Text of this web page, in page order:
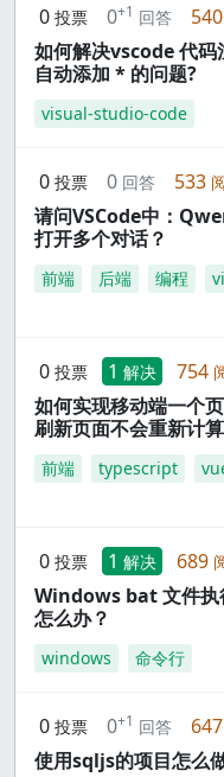
0 投票 0+1 回答 540
如何解决vscode 代码
自动添加 * 的问题?
visual-studio-code
0 投票 0 回答 533
请问VSCode中：
打开多个对话？
前端 后端 编程
0 投票 1 解决 754
如何实现移动端一个
刷新页面不会重新计
前端 typescript
0 投票 1 解决 689
Windows bat 文件执
怎么办？
windows 命令行
0 投票 0+1 回答 647
使用sqljs的项目怎么